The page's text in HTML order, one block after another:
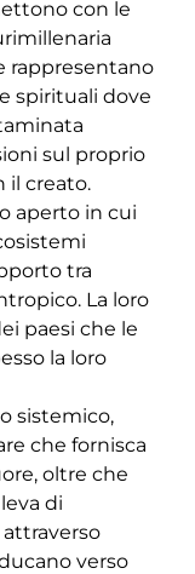
con le
rappresentano
spirituali dove
sul proprio
il creato.
aperto in cui
tra
La loro
paesi che le
la loro
sistemico,
che fornisca
oltre che
di
verso